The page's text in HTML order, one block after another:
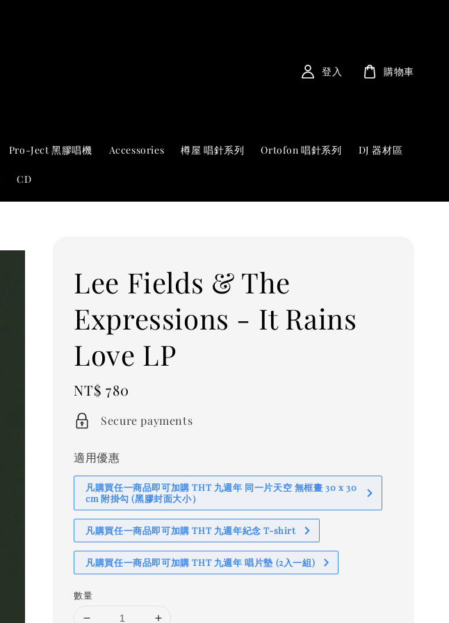
Pro-Ject 黑膠唱機 Accessories 樽屋 唱針系列 Ortofon 唱針系列 DJ 器材區
CD
登入 購物車
Lee Fields & The
Expressions - It Rains
Love LP
Regular
price
NT$ 780
Secure payments
適用優惠
凡購買任一商品即可加購 THT 九週年 同一片天空 無框畫 30 x 30
cm 附掛勾 (黑膠封面大小）
凡購買任一商品即可加購 THT 九週年紀念 T-shirt
凡購買任一商品即可加購 THT 九週年 唱片墊 (2入一組)
數量